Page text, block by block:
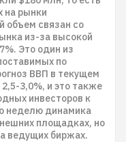
на рынки
объем связан со
из-за высокой
Это один из
по
ВВП в текущем
3,0%, и это также
инвесторов к
неделю динамика
площадках, но
ведущих биржах.